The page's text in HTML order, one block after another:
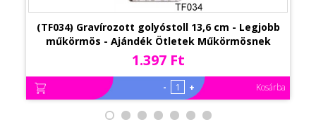
(TF034) Gravírozott golyóstoll 13,6 cm - Legjobb
műkörmös - Ajándék Ötletek Műkörmösnek
1.397 Ft
- + Kosárba